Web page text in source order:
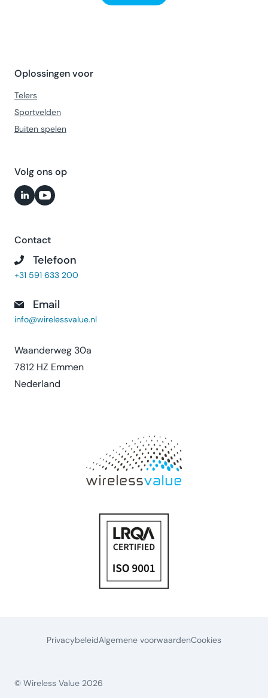
Oplossingen voor
Telers
Sportvelden
Buiten spelen
Volg ons op
Contact
Telefoon
+31 591 633 200
Email
info@wirelessvalue.nl
Waanderweg 30a
7812 HZ Emmen
Nederland
PrivacybeleidAlgemene voorwaardenCookies
© Wireless Value 2026